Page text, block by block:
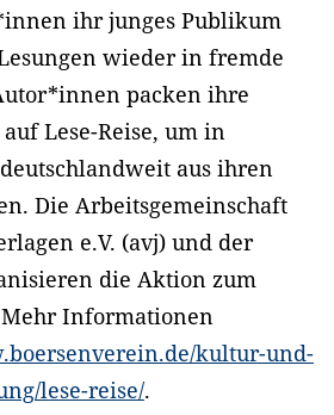
ihr junges Publikum
wieder in fremde
packen ihre
Lese-Reise, um in
aus ihren
Die Arbeitsgemeinschaft
e.V. (avj) und der
die Aktion zum
Informationen
kultur-und-
lese-reise/.